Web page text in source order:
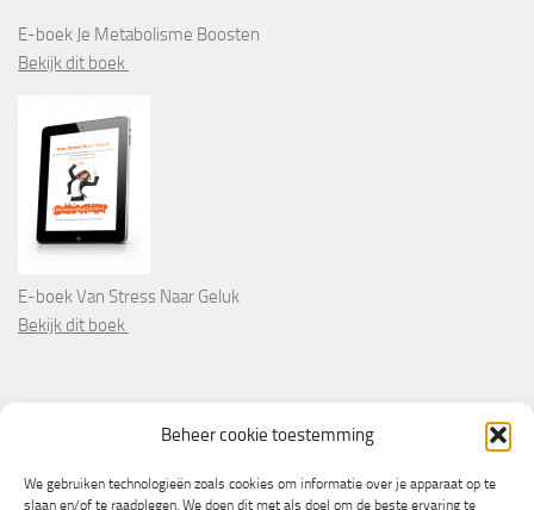
Beheer cookie toestemming
We gebruiken technologieën zoals cookies om informatie over je apparaat op te
slaan en/of te raadplegen. We doen dit met als doel om de beste ervaring te
E-boek Je Metabolisme Boosten
Bekijk dit boek
E-boek Van Stress Naar Geluk
Bekijk dit boek